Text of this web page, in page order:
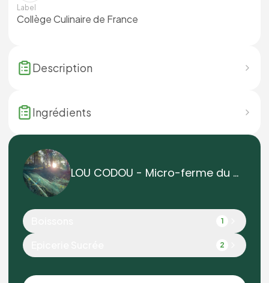
Label
Collège Culinaire de France
Description
Ingrédients
LOU CODOU - Micro-ferme du Caillou
1
2